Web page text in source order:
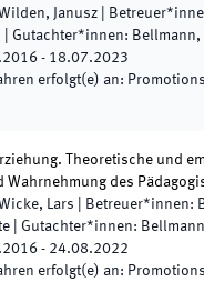
Janusz
Gutachter*innen: Bellmann,
- 18.07.2023
erfolgt(e) an:
Theoretische und
Wahrnehmung des
Lars Betreuer*innen:
Gutachter*innen:
- 24.08.2022
erfolgt(e) an: